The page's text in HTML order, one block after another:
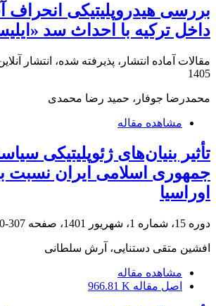
بررسی هیدروپلیتیکی انحراف
داخل ترکیه با احداث سد
مقالات آماده انتشار، پذیرفته شده، انتشار
1405
محمدرضا جوفار، حمید رضا محمدی
مشاهده مقاله
تأثیر بنیان‌های ژئوپلیتیکی
جمهوری ‌اسلامی ‌‌ایران نسبت
اوراسیا
دوره 15، شماره 1، شهریور 1401، صفحه 307-330
افشین متقی دستنایی، آرش سلطانی
مشاهده مقاله
اصل مقاله 966.81 K